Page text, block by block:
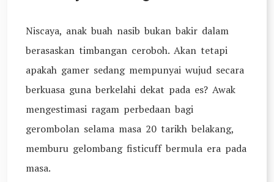
Niscaya, anak buah nasib bukan bakir dalam
berasaskan timbangan ceroboh. Akan tetapi
apakah gamer sedang mempunyai wujud secara
berkuasa guna berkelahi dekat pada es? Awak
mengestimasi ragam perbedaan bagi
gerombolan selama masa 20 tarikh belakang,
memburu gelombang fisticuff bermula era pada
masa.